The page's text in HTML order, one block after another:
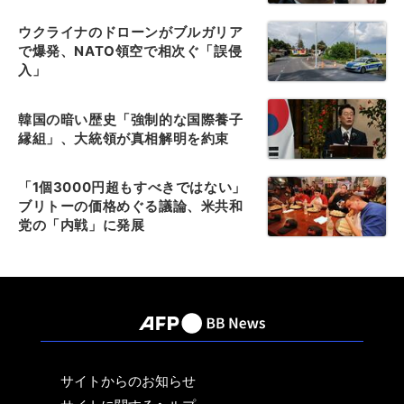
ウクライナのドローンがブルガリア
で爆発、NATO領空で相次ぐ「誤侵
入」
韓国の暗い歴史「強制的な国際養子
縁組」、大統領が真相解明を約束
「1個3000円超もすべきではない」
ブリトーの価格めぐる議論、米共和
党の「内戦」に発展
サイトからのお知らせ